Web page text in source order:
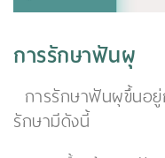
การรักษาฟันผุ
การรักษาฟันผุขึ้นอ
รักษามีดังนี้